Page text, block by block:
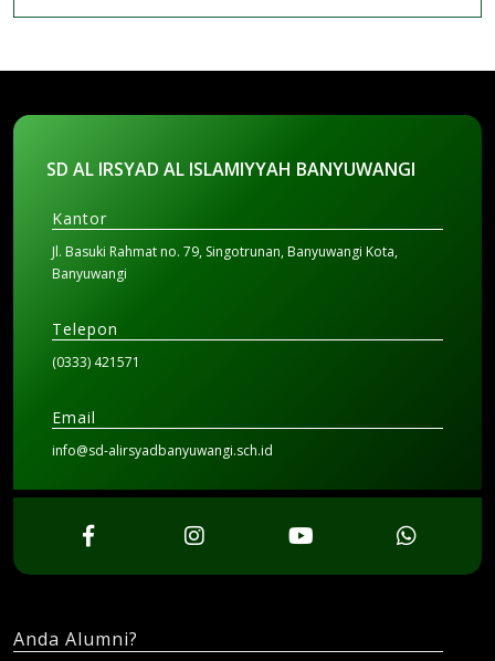
SD AL IRSYAD AL ISLAMIYYAH BANYUWANGI
Kantor
Jl. Basuki Rahmat no. 79, Singotrunan, Banyuwangi Kota,
Banyuwangi
Telepon
(0333) 421571
Email
info@sd-alirsyadbanyuwangi.sch.id
Anda Alumni?